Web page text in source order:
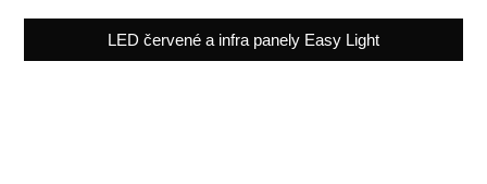
LED červené a infra panely Easy Light